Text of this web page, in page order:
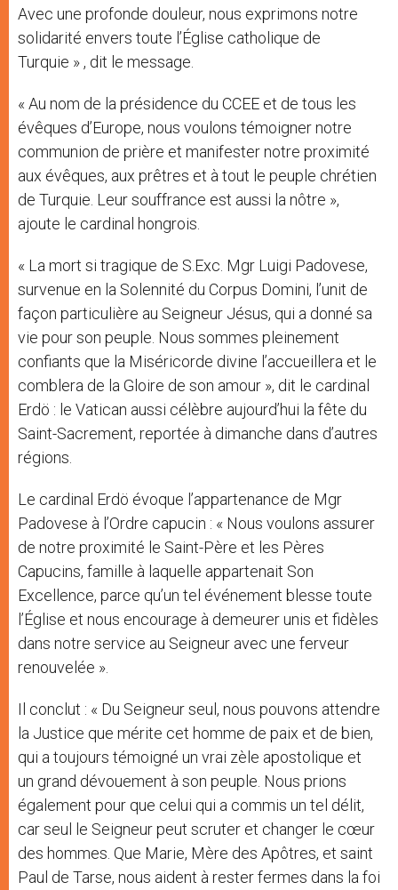
Avec une profonde douleur, nous exprimons notre
solidarité envers toute l’Église catholique de
Turquie » , dit le message.
« Au nom de la présidence du CCEE et de tous les
évêques d’Europe, nous voulons témoigner notre
communion de prière et manifester notre proximité
aux évêques, aux prêtres et à tout le peuple chrétien
de Turquie. Leur souffrance est aussi la nôtre »,
ajoute le cardinal hongrois.
« La mort si tragique de S.Exc. Mgr Luigi Padovese,
survenue en la Solennité du Corpus Domini, l’unit de
façon particulière au Seigneur Jésus, qui a donné sa
vie pour son peuple. Nous sommes pleinement
confiants que la Miséricorde divine l’accueillera et le
comblera de la Gloire de son amour », dit le cardinal
Erdö : le Vatican aussi célèbre aujourd’hui la fête du
Saint-Sacrement, reportée à dimanche dans d’autres
régions.
Le cardinal Erdö évoque l’appartenance de Mgr
Padovese à l’Ordre capucin : « Nous voulons assurer
de notre proximité le Saint-Père et les Pères
Capucins, famille à laquelle appartenait Son
Excellence, parce qu’un tel événement blesse toute
l’Église et nous encourage à demeurer unis et fidèles
dans notre service au Seigneur avec une ferveur
renouvelée ».
Il conclut : « Du Seigneur seul, nous pouvons attendre
la Justice que mérite cet homme de paix et de bien,
qui a toujours témoigné un vrai zèle apostolique et
un grand dévouement à son peuple. Nous prions
également pour que celui qui a commis un tel délit,
car seul le Seigneur peut scruter et changer le cœur
des hommes. Que Marie, Mère des Apôtres, et saint
Paul de Tarse, nous aident à rester fermes dans la foi